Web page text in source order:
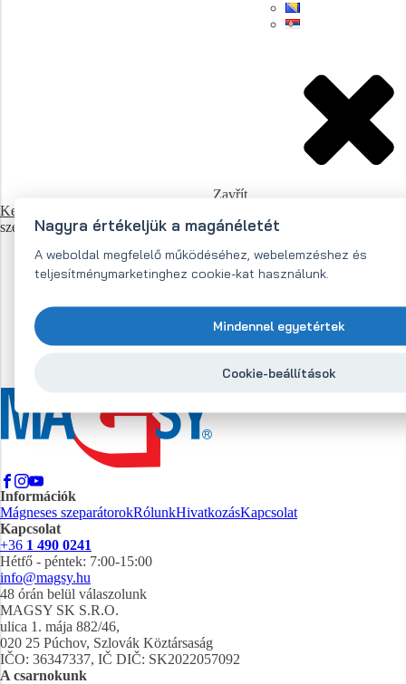
Zavřít
Kezdőlap
szeparátor MSV PO J
Információk
Mágneses szeparátorokRólunkHivatkozásKapcsolat
Kapcsolat
+36 1 490 0241
Hétfő - péntek: 7:00-15:00
info@magsy.hu
48 órán belül válaszolunk
MAGSY SK S.R.O.
ulica 1. mája 882/46,
020 25 Púchov, Szlovák Köztársaság
IČO: 36347337, IČ DIČ: SK2022057092
A csarnokunk
Nagyra értékeljük a magánéletét
A weboldal megfelelő működéséhez, webelemzéshez és
teljesítménymarketinghez cookie-kat használunk.
Mindennel egyetértek
Cookie-beállítások